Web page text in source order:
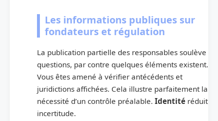
Les informations publiques sur
fondateurs et régulation
La publication partielle des responsables soulève
questions, par contre quelques éléments existent.
Vous êtes amené à vérifier antécédents et
juridictions affichées. Cela illustre parfaitement la
nécessité d’un contrôle préalable. Identité réduit
incertitude.